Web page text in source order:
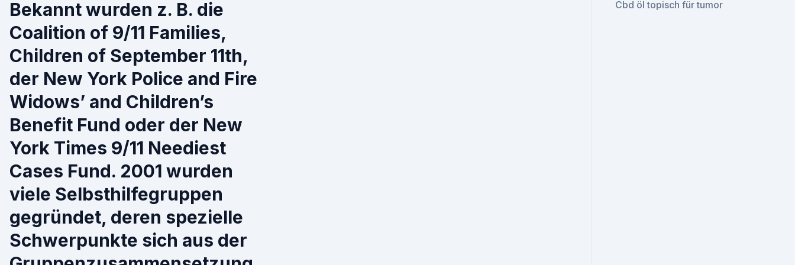
Bekannt wurden z. B. die
Coalition of 9/11 Families,
Children of September 11th,
der New York Police and Fire
Widows’ and Children’s
Benefit Fund oder der New
York Times 9/11 Neediest
Cases Fund. 2001 wurden
viele Selbsthilfegruppen
gegründet, deren spezielle
Schwerpunkte sich aus der
Cbd öl topisch für tumor